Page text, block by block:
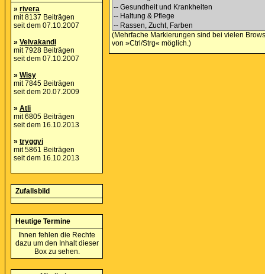
» rivera
mit 8137 Beiträgen
seit dem 07.10.2007
» Velvakandi
mit 7928 Beiträgen
seit dem 07.10.2007
» Wisy
mit 7845 Beiträgen
seit dem 20.07.2009
» Atli
mit 6805 Beiträgen
seit dem 16.10.2013
» tryggvi
mit 5861 Beiträgen
seit dem 16.10.2013
Zufallsbild
Heutige Termine
Ihnen fehlen die Rechte
dazu um den Inhalt dieser
Box zu sehen.
(Mehrfache Markierungen sind bei vielen
von »Ctrl/Strg« möglich.)